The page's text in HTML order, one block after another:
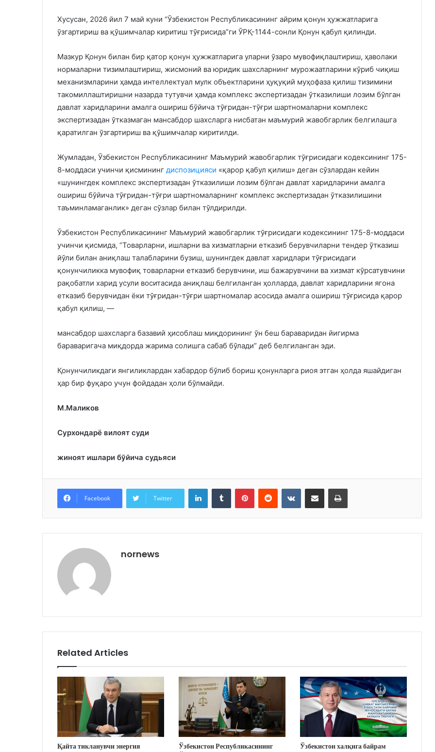
Хусусан, 2026 йил 7 май куни “Ўзбекистон Республикасининг айрим қонун ҳужжатларига
ўзгартириш ва қўшимчалар киритиш тўғрисида”ги ЎРҚ-1144-сонли Қонун қабул қилинди.
Мазкур Қонун билан бир қатор қонун ҳужжатларига уларни ўзаро мувофиқлаштириш, ҳаволаки
нормаларни тизимлаштириш, жисмоний ва юридик шахсларнинг мурожаатларини кўриб чиқиш
механизмларини ҳамда интеллектуал мулк объектларини ҳуқуқий муҳофаза қилиш тизимини
такомиллаштиришни назарда тутувчи ҳамда комплекс экспертизадан ўтказилиши лозим бўлган
давлат харидларини амалга ошириш бўйича тўғридан-тўғри шартномаларни комплекс
экспертизадан ўтказмаган мансабдор шахсларга нисбатан маъмурий жавобгарлик белгилашга
қаратилган ўзгартириш ва қўшимчалар киритилди.
Жумладан, Ўзбекистон Республикасининг Маъмурий жавобгарлик тўғрисидаги кодексининг 175-
8-моддаси учинчи қисмининг диспозицияси «қарор қабул қилиш» деган сўзлардан кейин
«шунингдек комплекс экспертизадан ўтказилиши лозим бўлган давлат харидларини амалга
ошириш бўйича тўғридан-тўғри шартномаларнинг комплекс экспертизадан ўтказилишини
таъминламаганлик» деган сўзлар билан тўлдирилди.
Ўзбекистон Республикасининг Маъмурий жавобгарлик тўғрисидаги кодексининг 175-8-моддаси
учинчи қисмида, “Товарларни, ишларни ва хизматларни етказиб берувчиларни тендер ўтказиш
йўли билан аниқлаш талабларини бузиш, шунингдек давлат харидлари тўғрисидаги
қонунчиликка мувофиқ товарларни етказиб берувчини, иш бажарувчини ва хизмат кўрсатувчини
рақобатли харид усули воситасида аниқлаш белгиланган ҳолларда, давлат харидларини ягона
етказиб берувчидан ёки тўғридан-тўғри шартномалар асосида амалга ошириш тўғрисида қарор
қабул қилиш, —
мансабдор шахсларга базавий ҳисоблаш миқдорининг ўн беш бараваридан йигирма
бараваригача миқдорда жарима солишга сабаб бўлади” деб белгиланган эди.
Қонунчиликдаги янгиликлардан хабардор бўлиб бориш қонунларга риоя этган ҳолда яшайдиган
ҳар бир фуқаро учун фойдадан ҳоли бўлмайди.
М.Маликов
Сурхондарё вилоят суди
жиноят ишлари бўйича судьяси
Facebook Twitter
LinkedInTumblr PinterestReddit VKontakteShare via Email Print
nornews
Related Articles
Қайта тикланувчи энергия
Ўзбекистон Республикасининг
Ўзбекистон халқига байрам